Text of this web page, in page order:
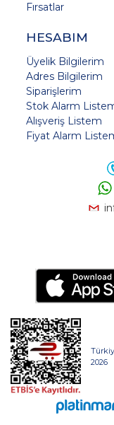
Fırsatlar
HESABIM
Üyelik Bilgilerim
Adres Bilgilerim
Siparişlerim
Stok Alarm
Alışveriş Listem
Fiyat Alarm
2026